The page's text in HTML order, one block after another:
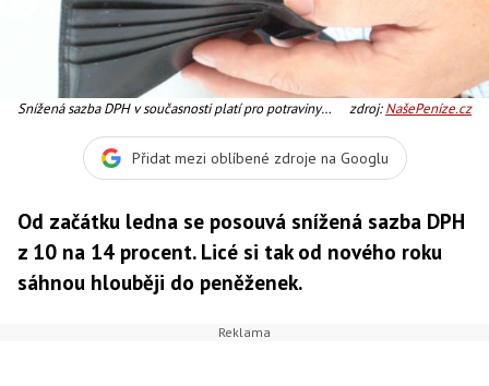
Snížená sazba DPH v současnosti platí pro potraviny
autosedačky, knihy, noviny a časopisy i nové byty,
zdroj:NašePeníze.cz
Přidat mezi oblíbené zdroje na Googlu
Od začátku ledna se posouvá snížená sazba DPH
z 10 na 14 procent. Licé si tak od nového roku
sáhnou hlouběji do peněženek.